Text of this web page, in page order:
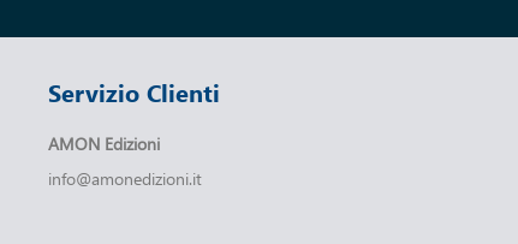
Servizio Clienti
AMON Edizioni
info@amonedizioni.it